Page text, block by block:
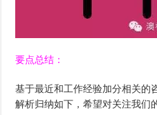
要点总结：
基于最近和工作经验加分相关的
解析归纳如下，希望对关注我们